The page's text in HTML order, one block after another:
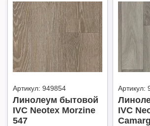
Артикул: 949854
Линолеум бытовой
IVC Neotex Morzine
547
Артикул:
IVC